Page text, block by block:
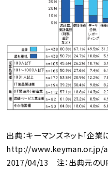
出典：キーマンズネット「企
http://www.keyman.or.jp/
2017/04/13 注：出典元の